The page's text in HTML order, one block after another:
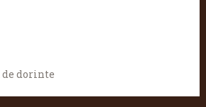
de dorinte